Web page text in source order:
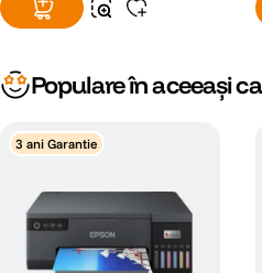
Populare în aceeași
3 ani Garantie